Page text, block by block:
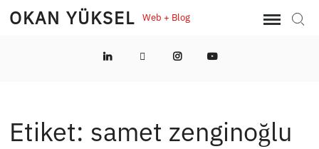
SkipOKAN YÜKSEL Web + Blog
LinkedInTwitterInstagramYouTube
Etiket: samet zenginoğlu